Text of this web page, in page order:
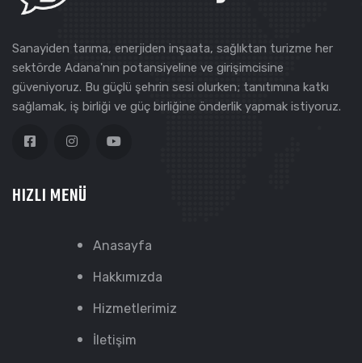
Sanayiden tarıma, enerjiden inşaata, sağlıktan turizme her
sektörde Adana'nın potansiyeline ve girişimcisine
güveniyoruz. Bu güçlü şehrin sesi olurken; tanıtımına katkı
sağlamak, iş birliği ve güç birliğine önderlik yapmak istiyoruz.
HIZLI MENÜ
Anasayfa
Hakkımızda
Hizmetlerimiz
İletişim